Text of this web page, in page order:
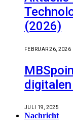
(2026)
FEBRUAR 26, 2026
JULI 19, 2025
Nachricht